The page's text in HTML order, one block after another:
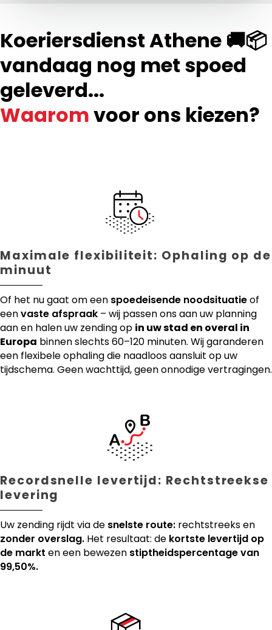
Koeriersdienst Athene 🚚📦
vandaag nog met spoed
geleverd...
Waaromvoor ons kiezen?
Maximale flexibiliteit: Ophaling op de
minuut
Of het nu gaat om een spoedeisende noodsituatieof
eenvaste afspraak – wij passen ons aan uw planning
aan en halen uw zending op in uw stad en overal in
Europa binnen slechts 60–120 minuten. Wij garanderen
een flexibele ophaling die naadloos aansluit op uw
tijdschema. Geen wachttijd, geen onnodige vertragingen.
Recordsnelle levertijd: Rechtstreekse
levering
Uw zending rijdt via de snelste route: rechtstreeks en
zonder overslag. Het resultaat: de kortste levertijd op
de markt en een bewezen stiptheidspercentage van
99,50%.